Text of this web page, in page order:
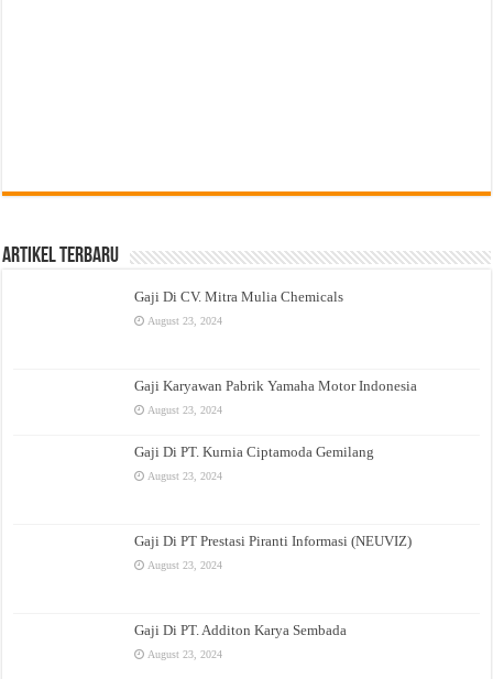
Artikel Terbaru
Gaji Di CV. Mitra Mulia Chemicals
August 23, 2024
Gaji Karyawan Pabrik Yamaha Motor Indonesia
August 23, 2024
Gaji Di PT. Kurnia Ciptamoda Gemilang
August 23, 2024
Gaji Di PT Prestasi Piranti Informasi (NEUVIZ)
August 23, 2024
Gaji Di PT. Additon Karya Sembada
August 23, 2024